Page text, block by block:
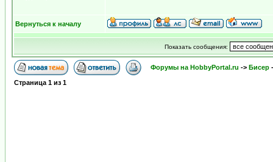
Вернуться к началу
Показать сообщения:
Форумы на HobbyPortal.ru -> Бисер
Страница 1 из 1